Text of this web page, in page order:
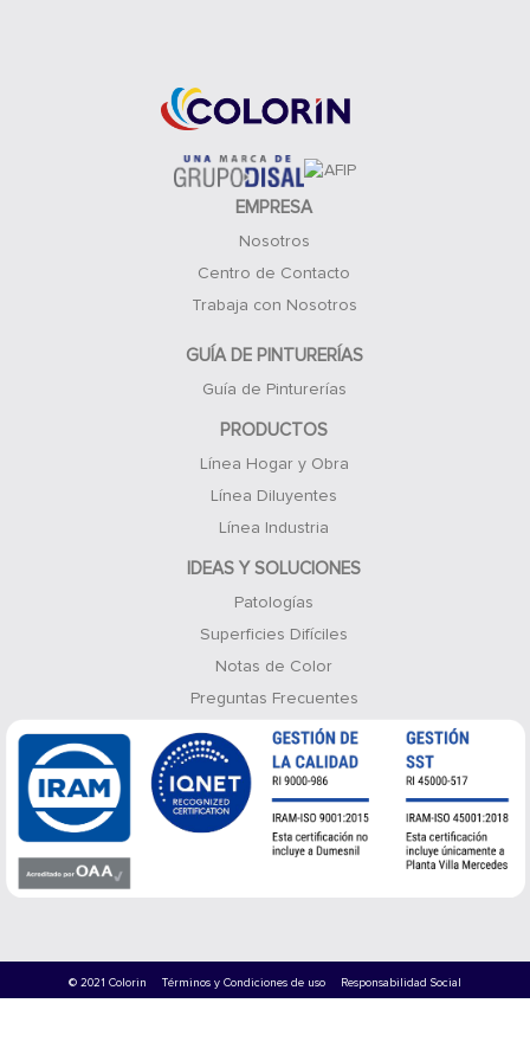
EMPRESA
Nosotros
Centro de Contacto
Trabaja con Nosotros
GUÍA DE PINTURERÍAS
Guía de Pinturerías
PRODUCTOS
Línea Hogar y Obra
Línea Diluyentes
Línea Industria
IDEAS Y SOLUCIONES
Patologías
Superficies Difíciles
Notas de Color
Preguntas Frecuentes
© 2021 Colorin Términos y Condiciones de uso Responsabilidad Social